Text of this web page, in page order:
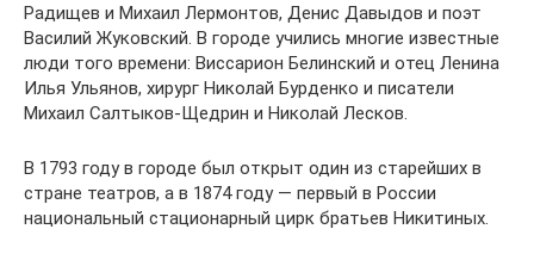
Радищев и Михаил Лермонтов, Денис Давыдов и поэт
Василий Жуковский. В городе учились многие известные
люди того времени: Виссарион Белинский и отец Ленина
Илья Ульянов, хирург Николай Бурденко и писатели
Михаил Салтыков-Щедрин и Николай Лесков.
В 1793 году в городе был открыт один из старейших в
стране театров, а в 1874 году — первый в России
национальный стационарный цирк братьев Никитиных.